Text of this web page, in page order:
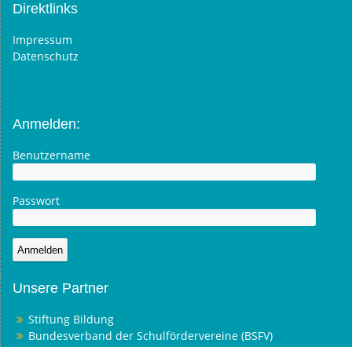
Direktlinks
Impressum
Datenschutz
Anmelden:
Benutzername
Passwort
Unsere Partner
Stiftung Bildung
Bundesverband der Schulfördervereine (BSFV)